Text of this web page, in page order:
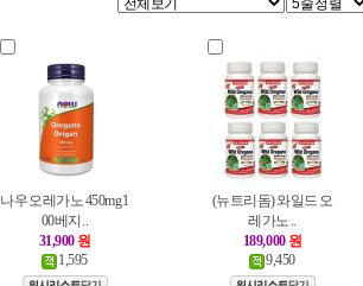
나우 오레가노 450mg 1
00베지..
31,900 원
1,595
(뉴트리돔) 와일드 오
레가노 ..
189,000 원
9,450